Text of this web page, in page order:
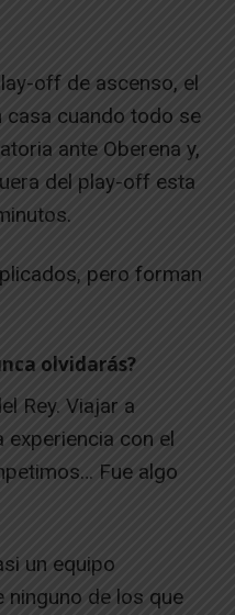
off de ascenso, el
casa cuando todo se
ante Oberena y,
del play-off esta
pero forman
olvidarás?
Rey. Viajar a
experiencia con el
Fue algo
un equipo
ninguno de los que